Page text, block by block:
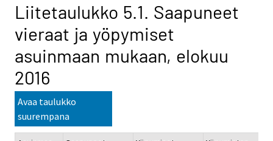
Liitetaulukko 5.1. Saapuneet
vieraat ja yöpymiset
asuinmaan mukaan, elokuu
2016
Avaa taulukko
suurempana